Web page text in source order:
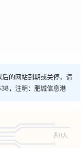
的网站到期或关停，请
，注明：肥城信息港
共0人